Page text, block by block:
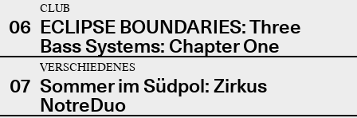
06
CLUB
ECLIPSE BOUNDARIES: Three
Bass Systems: Chapter One
07
VERSCHIEDENES
Sommer im Südpol: Zirkus
NotreDuo